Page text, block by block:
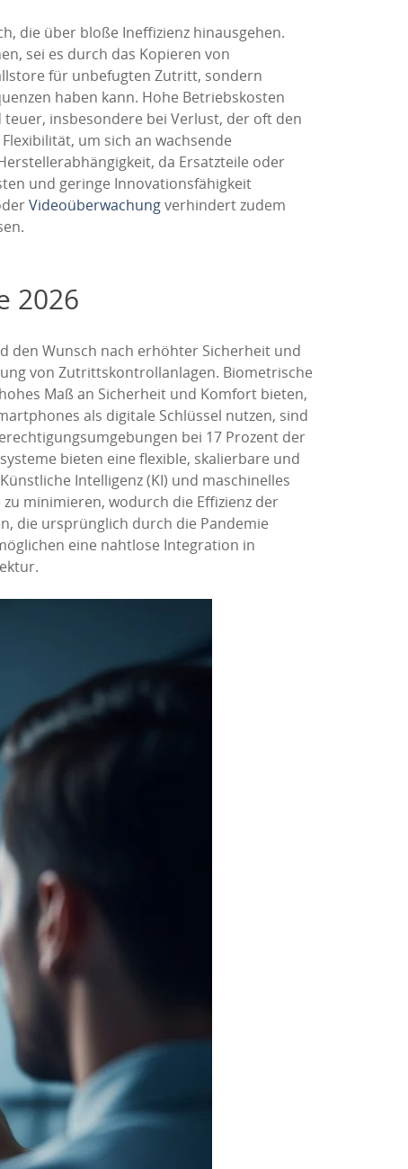
die über bloße Ineffizienz hinausgehen.
sei es durch das Kopieren von
für unbefugten Zutritt, sondern
haben kann. Hohe Betriebskosten
insbesondere bei Verlust, der oft den
um sich an wachsende
da Ersatzteile oder
und geringe Innovationsfähigkeit
Videoüberwachungverhindert zudem
2026
den Wunsch nach erhöhter Sicherheit und
von Zutrittskontrollanlagen. Biometrische
Maß an Sicherheit und Komfort bieten,
als digitale Schlüssel nutzen, sind
bei 17 Prozent der
bieten eine flexible, skalierbare und
Intelligenz (KI) und maschinelles
minimieren, wodurch die Effizienz der
die ursprünglich durch die Pandemie
eine nahtlose Integration in